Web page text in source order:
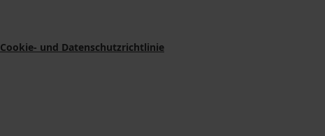
Cookie- und Datenschutzrichtlinie